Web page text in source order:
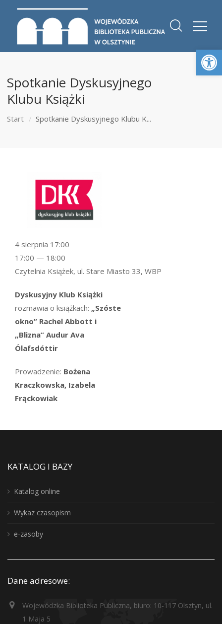
Spotkanie Dyskusyjnego
Klubu Książki
Start Spotkanie Dyskusyjnego Klubu K...
Dyskusyjny Klub Książki
rozmawia o książkach: „Szóste
okno” Rachel Abbott i
„Blizna” Audur Ava
Ólafsdóttir
Prowadzenie: Bożena
Kraczkowska, Izabela
Frąckowiak
4 sierpnia 17:00
17:00 — 18:00
Czytelnia Książek, ul. Stare Miasto 33, WBP
KATALOG I BAZY
Katalog online
Wykaz czasopism
e-zasoby
Dane adresowe:
Wojewódzka Biblioteka Publiczna, biuro: 10-117 Olsztyn, ul.
1 Maja 5